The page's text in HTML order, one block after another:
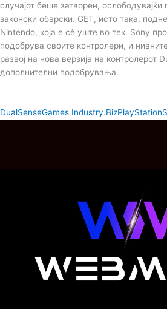
случајот беше затворен,
законски обврски. GET, исто така,
Nintendo, која е сè уште во тек. Sony
подобрува своите контролери, и
развој на нова верзија на контролерот
дополнителни подобрувања.
DualSenseGames Industry.BizPlayStation